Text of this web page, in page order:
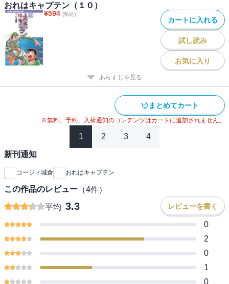
おれはキャプテン（１０）
¥594 (税込)
カートに入れる
試し読み
お気に入り
あらすじを見る
まとめてカート
※無料、予約、入荷通知のコンテンツはカートに追加されません。
1 2 3 4
新刊通知
コージィ城倉 おれはキャプテン
この作品のレビュー （4件）
平均 3.3 レビューを書く
0
2
0
1
0